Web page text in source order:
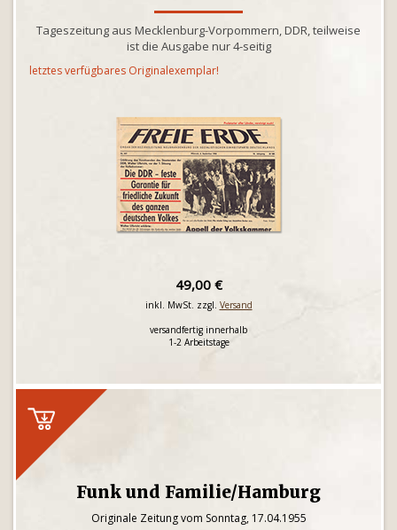
Tageszeitung aus Mecklenburg-Vorpommern, DDR, teilweise
ist die Ausgabe nur 4-seitig
letztes verfügbares Originalexemplar!
49,00 €
inkl. MwSt. zzgl. Versand
versandfertig innerhalb
1-2 Arbeitstage
Funk und Familie/Hamburg
Originale Zeitung vom Sonntag, 17.04.1955